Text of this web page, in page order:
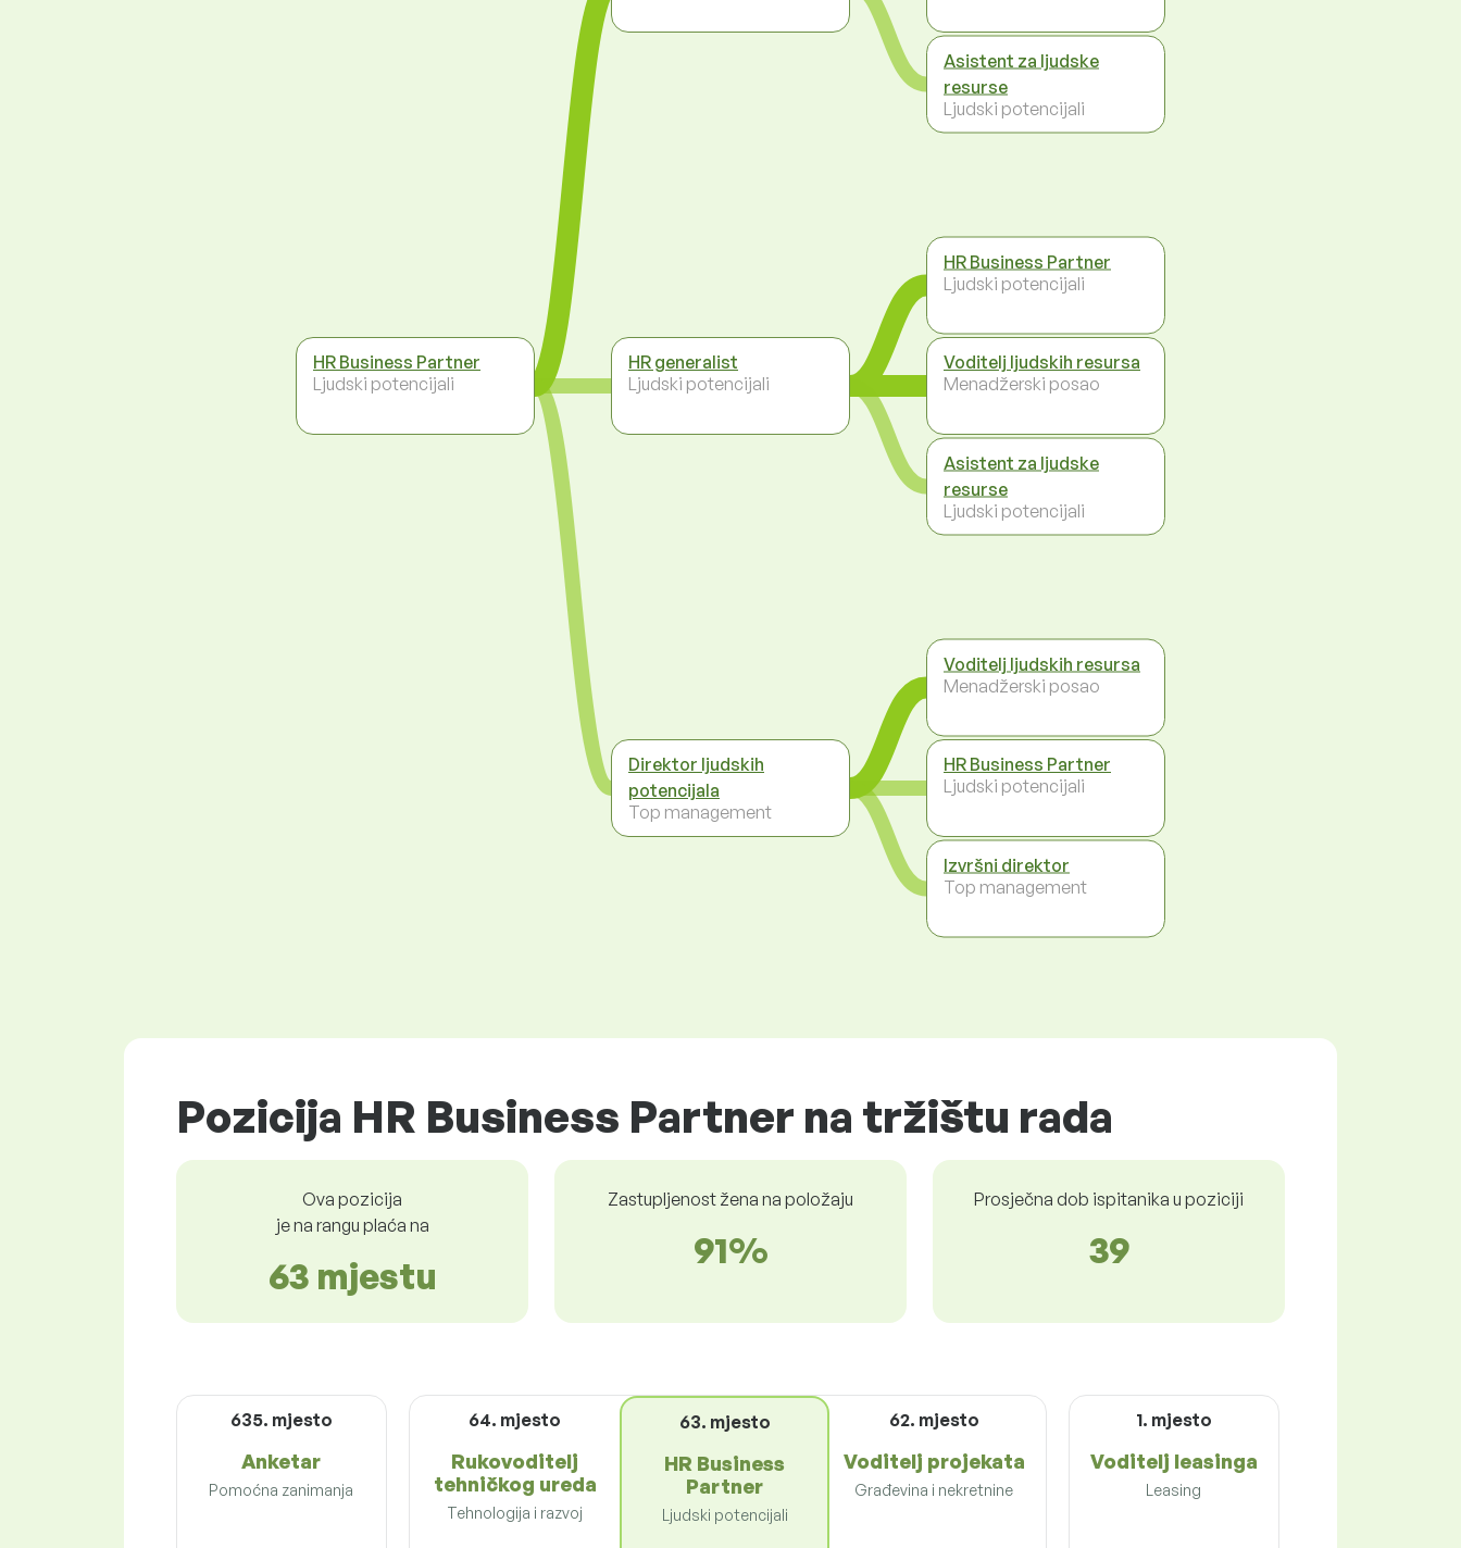
HR Business Partner
Ljudski potencijali
HR generalist
Ljudski potencijali
Direktor ljudskih
potencijala
Top management
Asistent za ljudske
resurse
Ljudski potencijali
HR Business Partner
Ljudski potencijali
Voditelj ljudskih resursa
Menadžerski posao
Asistent za ljudske
resurse
Ljudski potencijali
Voditelj ljudskih resursa
Menadžerski posao
HR Business Partner
Ljudski potencijali
Izvršni direktor
Top management
Pozicija HR Business Partner na tržištu rada
Ova pozicija
je na rangu plaća na
63 mjestu
Zastupljenost žena na položaju
91%
Prosječna dob ispitanika u poziciji
39
635. mjesto
Anketar
Pomoćna zanimanja
64. mjesto
Rukovoditelj
tehničkog ureda
Tehnologija i razvoj
63. mjesto
HR Business
Partner
Ljudski potencijali
62. mjesto
Voditelj projekata
Građevina i nekretnine
1. mjesto
Voditelj leasinga
Leasing